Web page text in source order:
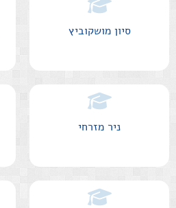
סיון מושקוביץ
ניר מזרחי